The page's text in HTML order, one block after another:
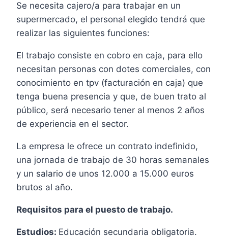
Se necesita cajero/a para trabajar en un
supermercado, el personal elegido tendrá que
realizar las siguientes funciones:
El trabajo consiste en cobro en caja, para ello
necesitan personas con dotes comerciales, con
conocimiento en tpv (facturación en caja) que
tenga buena presencia y que, de buen trato al
público, será necesario tener al menos 2 años
de experiencia en el sector.
La empresa le ofrece un contrato indefinido,
una jornada de trabajo de 30 horas semanales
y un salario de unos 12.000 a 15.000 euros
brutos al año.
Requisitos para el puesto de trabajo.
Estudios: Educación secundaria obligatoria.